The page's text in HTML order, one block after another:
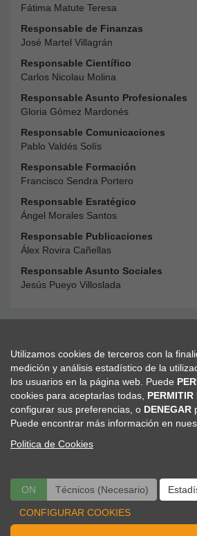
Fátima Matute Teresa
Responsable de Finanzas
José Martel Villagrán
Responsable Científico
Carlos Nicolau Molina
Responsable Asunto Profesionales
Gloria Gómez Mardonés
Responsable Comunicaciones
Pablo Valdés Solís
Responsable Formación
Francisco Sendra Portero
Responsable Esratégico
Ángel Morales Santos
Responsable Publicaciones
Álex Rovira Cañellas
Responsable Asunto Sociales
Jesús Pueyo Villoslada
Secretaría Científico-
Viajes El Corte Inglés - Congresos
seram@viajeseci.es
Politica de Cookies|Configurar Cookies
Utilizamos cookies de terceros con la
medición y análisis estadístico de la
los usuarios en la página web. Puede
cookies para aceptarlas todas, PERMITIR
configurar sus preferencias, o DENEGAR
Puede encontrar más información en
Politica de Cookies
ON Técnicos (Necesario) OFF
ON
CONFIGURAR COOKIES